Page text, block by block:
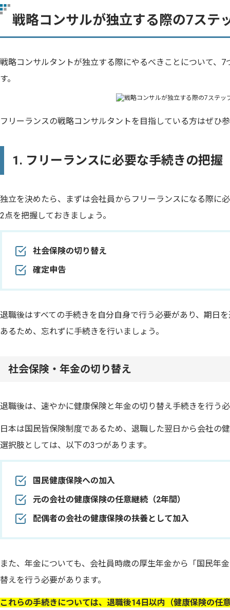
戦略コンサルが独立する際の7ステ
戦略コンサルタントが独立する際にやるべきことについて、
す。
フリーランスの戦略コンサルタントを目指している方はぜひ
1. フリーランスに必要な手続きの把握
独立を決めたら、まずは会社員からフリーランスになる際に
2点を把握しておきましょう。
社会保険の切り替え
確定申告
退職後はすべての手続きを自分自身で行う必要があり、期日
あるため、忘れずに手続きを行いましょう。
社会保険・年金の切り替え
退職後は、速やかに健康保険と年金の切り替え手続きを行う
日本は国民皆保険制度であるため、退職した翌日から会社の
選択肢としては、以下の3つがあります。
国民健康保険への加入
元の会社の健康保険の任意継続（2年間）
配偶者の会社の健康保険の扶養として加入
また、年金についても、会社員時歳の厚生年金から「国民年
替えを行う必要があります。
これらの手続きについては、退職後14日以内（健康保険の任